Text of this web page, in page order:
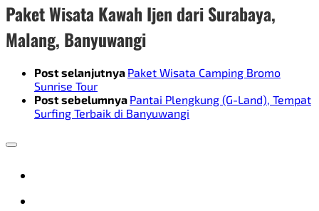
Paket Wisata Kawah Ijen dari Surabaya,
Malang, Banyuwangi
Post selanjutnya Paket Wisata Camping Bromo
Sunrise Tour
Post sebelumnya Pantai Plengkung (G-Land), Tempat
Surfing Terbaik di Banyuwangi